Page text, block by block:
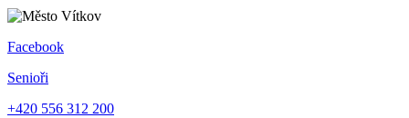
Facebook
Senioři
+420 556 312 200